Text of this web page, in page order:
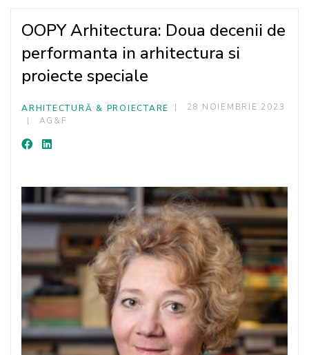
OOPY Arhitectura: Doua decenii de
performanta in arhitectura si
proiecte speciale
ARHITECTURĂ & PROIECTARE
28 NOIEMBRIE 2023
AG&F